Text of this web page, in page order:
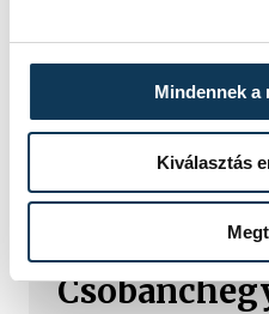
Mindennek a
Kiválasztás
Tűz van a